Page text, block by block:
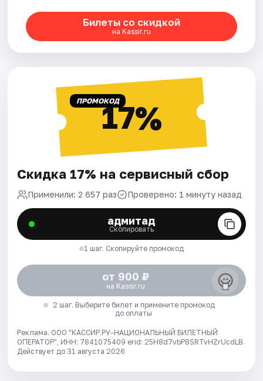
Билеты со скидкой
на Kassir.ru
ПРОМОКОД17%
Скидка 17% на сервисный сбор
Применили: 2 657 раз Проверено: 1 минуту назад
адмитад
Скопировать
1 шаг. Скопируйте промокод
от 900 ₽
на Kassir.ru
2 шаг. Выберите билет и примените промокод
до оплаты
Реклама. ООО "КАССИР.РУ-НАЦИОНАЛЬНЫЙ БИЛЕТНЫЙ
ОПЕРАТОР", ИНН: 7841075409 erid: 25H8d7vbP8SRTvHZrUcdLB.
Действует до 31 августа 2026